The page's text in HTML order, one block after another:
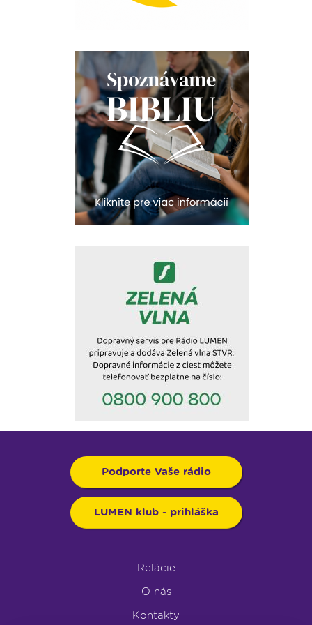
Podporte Vaše rádio
LUMEN klub - prihláška
Relácie
O nás
Kontakty